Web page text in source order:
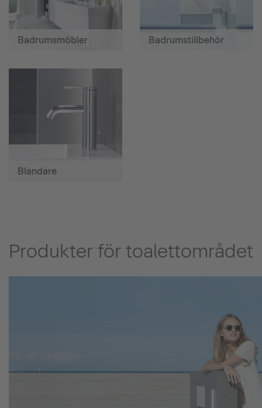
Badrumsmöbler Badrumstillbehör
Blandare
Produkter för toalettområdet